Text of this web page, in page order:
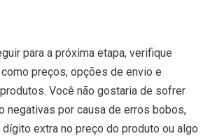
para a próxima etapa, verifique
preços, opções de envio e
Você não gostaria de sofrer
negativas por causa de erros bobos,
extra no preço do produto ou algo